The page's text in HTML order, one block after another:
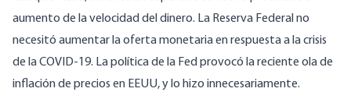
aumento de la velocidad del dinero. La Reserva Federal no
necesitó aumentar la oferta monetaria en respuesta a la crisis
de la COVID-19. La política de la Fed provocó la reciente ola de
inflación de precios en EEUU, y lo hizo innecesariamente.